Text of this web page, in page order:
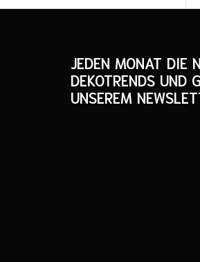
JEDEN MONAT DIE
DEKOTRENDS UND
UNSEREM